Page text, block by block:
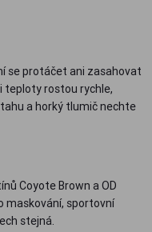
se protáčet ani zasahovat
teploty rostou rychle,
a horký tlumič nechte
Coyote Brown a OD
maskování, sportovní
stejná.